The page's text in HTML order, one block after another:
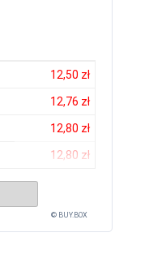
12,50 zł
12,76 zł
12,80 zł
12,80 zł
© BUY.BOX